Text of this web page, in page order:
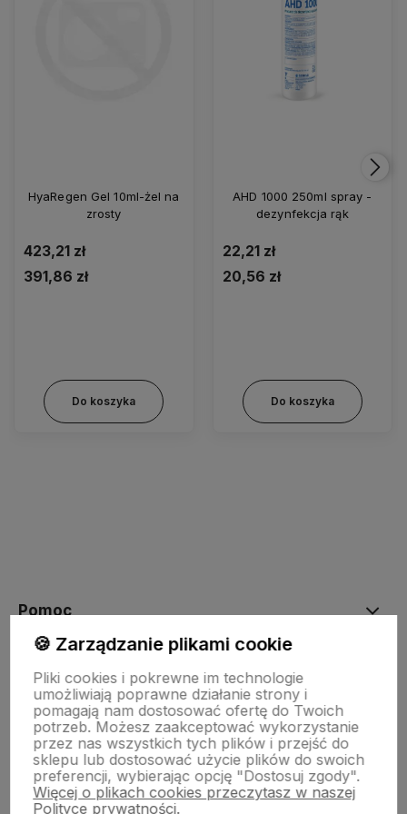
HyaRegen Gel 10ml-żel na
zrosty
423,21 zł
391,86 zł
Do koszyka
AHD 1000 250ml spray -
dezynfekcja rąk
22,21 zł
20,56 zł
Do koszyka
Pomoc
Moje konto
Płatności i dostawa
Informacje
🍪 Zarządzanie plikami cookie
Pliki cookies i pokrewne im technologie
umożliwiają poprawne działanie strony i
pomagają nam dostosować ofertę do Twoich
potrzeb. Możesz zaakceptować wykorzystanie
przez nas wszystkich tych plików i przejść do
sklepu lub dostosować użycie plików do swoich
preferencji, wybierając opcję "Dostosuj zgody".
Więcej o plikach cookies przeczytasz w naszej
Polityce prywatności.